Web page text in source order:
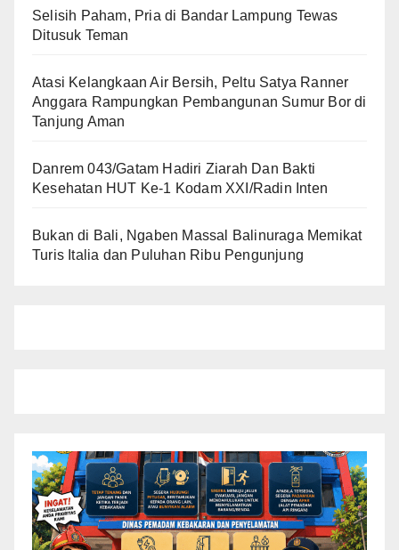
Selisih Paham, Pria di Bandar Lampung Tewas
Ditusuk Teman
Atasi Kelangkaan Air Bersih, Peltu Satya Ranner
Anggara Rampungkan Pembangunan Sumur Bor di
Tanjung Aman
Danrem 043/Gatam Hadiri Ziarah Dan Bakti
Kesehatan HUT Ke-1 Kodam XXI/Radin Inten
Bukan di Bali, Ngaben Massal Balinuraga Memikat
Turis Italia dan Puluhan Ribu Pengunjung